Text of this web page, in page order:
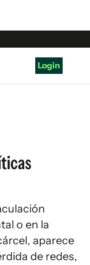
Login
o en la
aparece
de redes,